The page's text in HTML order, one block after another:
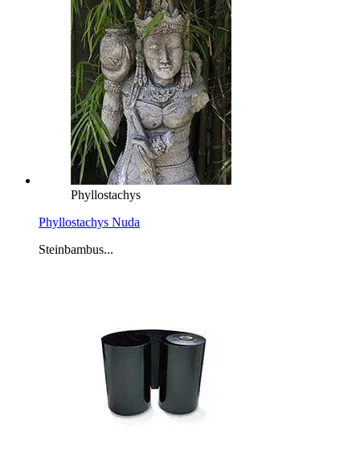
Phyllostachys
Phyllostachys Nuda
Steinbambus...